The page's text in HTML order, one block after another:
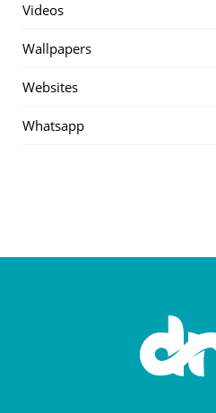
Videos
Wallpapers
Websites
Whatsapp